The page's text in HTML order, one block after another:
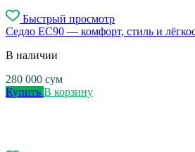
Быстрый просмотр
Седло EC90 — комфорт, стиль и
В наличии
280 000 сум
Купить В корзину